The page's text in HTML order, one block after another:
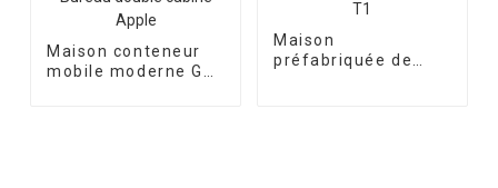
Maison conteneur
mobile moderne G2
Maison
préfabriquée de